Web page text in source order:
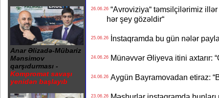
Anar Əlizadə-Mübariz
Mənsimov
qarşıdurması -
Kompromat savaşı
yenidən başlayıb
26.06.26“Avroviziya“ təmsilçilərimiz illər
hər şey gözəldir“
25.06.26İnstaqramda bu gün nələr
24.06.26Münəvvər Əliyeva itini axtarır:
24.06.26Aygün Bayramovadan etiraz:
23.06.26